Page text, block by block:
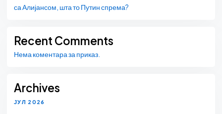
са Алијансом, шта то Путин спрема?
Recent Comments
Нема коментара за приказ.
Archives
ЈУЛ 2026